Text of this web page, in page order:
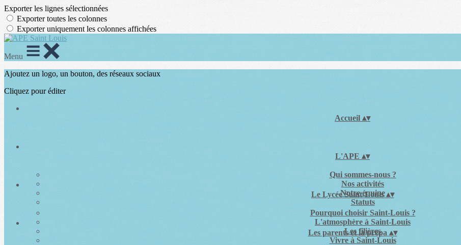
Exporter les lignes sélectionnées
Exporter toutes les colonnes
Exporter uniquement les colonnes affichées
Menu
Ajoutez un logo, un bouton, des réseaux sociaux
Cliquez pour éditer
Accueil ▴▾
L'APE ▴▾
Qui sommes-nous ?
Nos activités
Notre équipe
Statuts
Le Lycée Saint-Louis▴▾
Pourquoi choisir Saint-Louis ?
L'atmosphère à Saint-Louis
Les filières
Vivre à Saint-Louis
Les parents et la prépa ▴▾